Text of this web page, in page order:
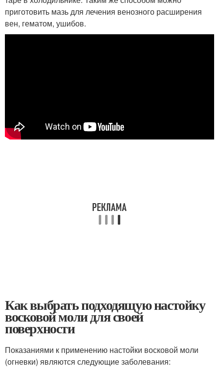
приготовить мазь для лечения венозного расширения
вен, гематом, ушибов.
Как выбрать подходящую настойку
восковой моли для своей
поверхности
Показаниями к применению настойки восковой моли
(огневки) являются следующие заболевания: